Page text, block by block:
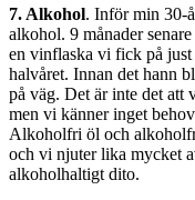
7. Alkohol. Inför min 30-
alkohol. 9 månader
en vinflaska vi fick på just
halvåret. Innan det hann
på väg. Det är inte det att
men vi känner inget
Alkoholfri öl och
och vi njuter lika mycket
alkoholhaltigt dito.